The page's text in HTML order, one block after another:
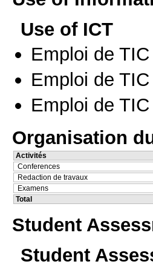
Use of ICT
Emploi de
Emploi de
Emploi de
Organisation
Activités
Conferences
Redaction de travaux
Examens
Total
Student
Student